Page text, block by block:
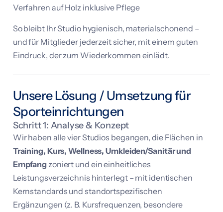
Verfahren auf Holz inklusive Pflege
So bleibt Ihr Studio hygienisch, materialschonend –
und für Mitglieder jederzeit sicher, mit einem guten
Eindruck, der zum Wiederkommen einlädt.
Unsere Lösung / Umsetzung für
Sporteinrichtungen
Schritt 1: Analyse & Konzept
Wir haben alle vier Studios begangen, die Flächen in
Training, Kurs, Wellness, Umkleiden/Sanitär und
Empfang zoniert und ein einheitliches
Leistungsverzeichnis hinterlegt – mit identischen
Kernstandards und standortspezifischen
Ergänzungen (z. B. Kursfrequenzen, besondere